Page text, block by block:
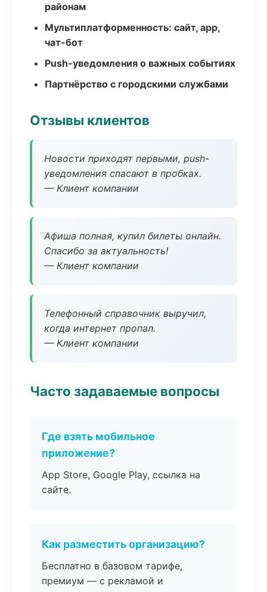
районам
Мультиплатформенность: сайт, app,
чат-бот
Push-уведомления о важных событиях
Партнёрство с городскими службами
Отзывы клиентов
Новости приходят первыми, push-
уведомления спасают в пробках.
— Клиент компании
Афиша полная, купил билеты онлайн.
Спасибо за актуальность!
— Клиент компании
Телефонный справочник выручил,
когда интернет пропал.
— Клиент компании
Часто задаваемые вопросы
Где взять мобильное
приложение?
App Store, Google Play, ссылка на
сайте.
Как разместить организацию?
Бесплатно в базовом тарифе,
премиум — с рекламой и